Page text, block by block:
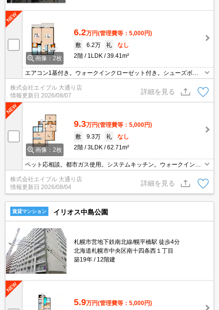
画像：2枚
6.2万円(管理費等：5,000円)
敷
6.2万 礼
なし
2階
1LDK 39.41m²
エアコン1基付き。ウォークインクローゼット付き。シューズボッ
クス付き。エレベーター1基付き。オートロック。バルコニー。イ
ンターネット使用料無料!。都市ガス使用。温水洗浄便座付き。シャ
ワー付独立洗面台。
株式会社エイブル 大通り店
情報更新日 2026/08/07
詳細を見る
画像：2枚
9.3万円(管理費等：5,000円)
敷
9.3万 礼
なし
2階
3LDK 62.71m²
ペット応相談。都市ガス使用。システムキッチン。ウォークインク
ローゼット付き。追焚給湯。インターネット無料。TVモニターホン
有。シャワー付トイレ。シャワー付独立洗面台。バス・トイレ別。
株式会社エイブル 大通り店
情報更新日 2026/08/04
詳細を見る
賃貸マンション イリオス中島公園
札幌市営地下鉄南北線/幌平橋駅 徒歩4分
北海道札幌市中央区南十四条西１丁目
築19年
12階建
5.9万円(管理費等：5,000円)